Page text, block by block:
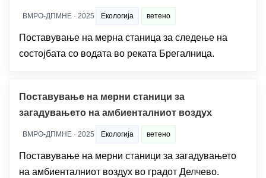
ВМРО-ДПМНЕ · 2025 Екологија ветено
Поставување на мерна станица за следење на
состојбата со водата во реката Брегалница.
Поставување на мерни станици за
загадувањето на амбиенталниот воздух
ВМРО-ДПМНЕ · 2025 Екологија ветено
Поставување на мерни станици за загадувањето
на амбиенталниот воздух во градот Делчево.